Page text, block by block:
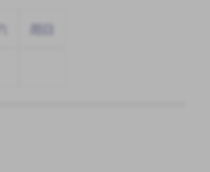
周日